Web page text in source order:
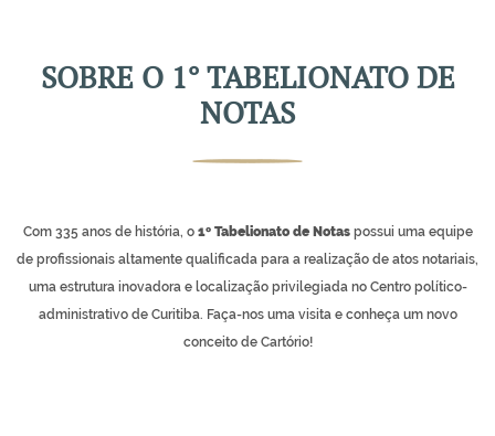
SOBRE O 1° TABELIONATO DE
NOTAS
Com 335 anos de história, o 1º Tabelionato de Notaspossui uma equipe
de profissionais altamente qualificada para a realização de atos notariais,
uma estrutura inovadora e localização privilegiada no Centro político-
administrativo de Curitiba. Faça-nos uma visita e conheça um novo
conceito de Cartório!